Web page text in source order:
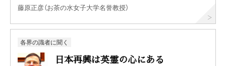
藤原正彦（お茶の水女子大学名誉教授）
各界の識者に聞く
日本再興は英霊の心にある